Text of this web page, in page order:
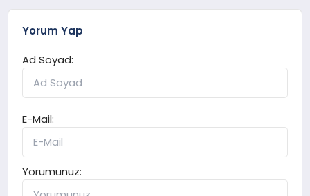
Yorum Yap
Ad Soyad:
E-Mail:
Yorumunuz: